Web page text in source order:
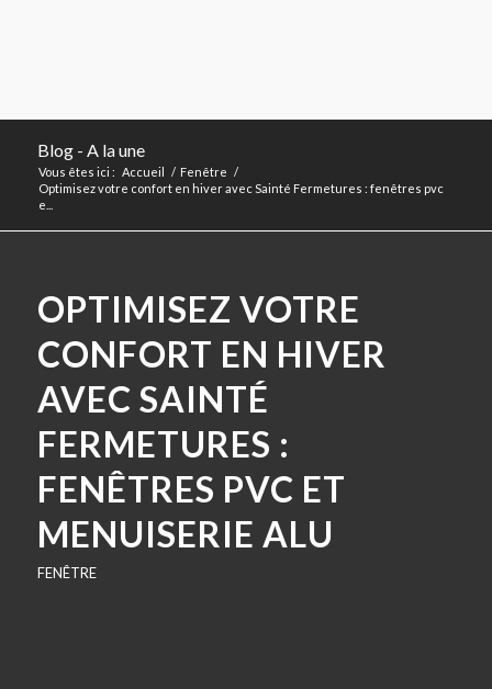
Blog - A la une
Vous êtes ici : Accueil / Fenêtre /
Optimisez votre confort en hiver avec Sainté Fermetures : fenêtres pvc
e...
OPTIMISEZ VOTRE
CONFORT EN HIVER
AVEC SAINTÉ
FERMETURES :
FENÊTRES PVC ET
MENUISERIE ALU
FENÊTRE